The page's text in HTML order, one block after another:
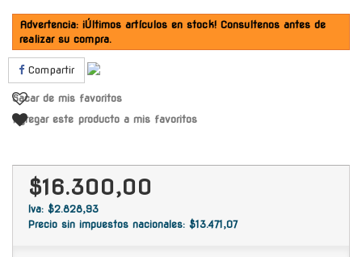
Advertencia: ¡Últimos artículos en stock! Consultenos antes de
realizar su compra.
Compartir
Sacar de mis favoritos
Agregar este producto a mis favoritos
$16.300,00
Iva: $2.828,93
Precio sin impuestos nacionales: $13.471,07